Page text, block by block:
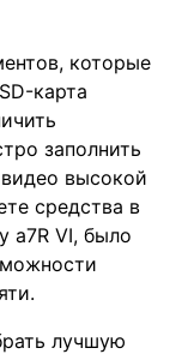
которые
карта
заполнить
высокой
средства в
a7R VI, было
лучшую